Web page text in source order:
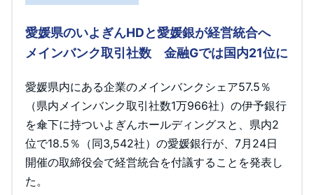
愛媛県のいよぎんHDと愛媛銀が経営統合へ
メインバンク取引社数 金融Gでは国内21位に
愛媛県内にある企業のメインバンクシェア57.5％
（県内メインバンク取引社数1万966社）の伊予銀行
を傘下に持ついよぎんホールディングスと、県内2
位で18.5％（同3,542社）の愛媛銀行が、7月24日
開催の取締役会で経営統合を付議することを発表し
た。